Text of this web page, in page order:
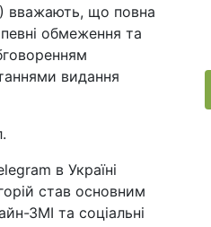
вважають, що повна
обмеження та
видання
в Україні
став основним
ЗМІ та соціальні